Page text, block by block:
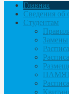
Главная
Сведения об
Студентам
Замены